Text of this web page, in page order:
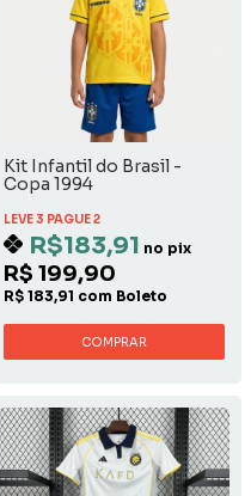
Kit Infantil do Brasil -
Copa 1994
LEVE 3 PAGUE 2
R$183,91 no pix
R$ 199,90
R$ 183,91 com Boleto
COMPRAR